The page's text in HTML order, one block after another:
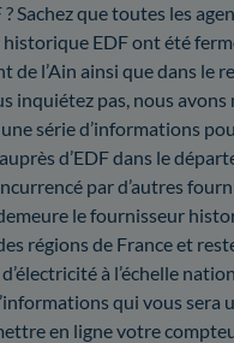
? Sachez que toutes les
EDF ont été
de l’Ain ainsi que dans le
inquiétez pas, nous avons
série d’informations
d’EDF dans le
par d’autres
le fournisseur
régions de France et
à l’échelle
qui vous sera
en ligne votre